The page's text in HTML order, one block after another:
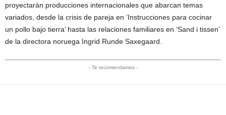
proyectarán producciones internacionales que abarcan temas
variados, desde la crisis de pareja en ‘Instrucciones para cocinar
un pollo bajo tierra’ hasta las relaciones familiares en ‘Sand i tissen’
de la directora noruega Ingrid Runde Saxegaard.
- Te recomendamos -